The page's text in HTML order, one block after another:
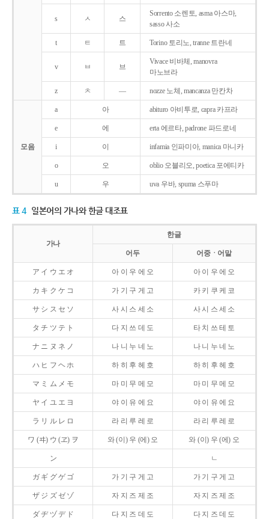
s ㅅ 스
Sorrento 소렌토, asma 아스마,
sasso 사소
t ㅌ 트 Torino 토리노, tranne 트란네
v ㅂ 브
Vivace 비바체, manovra
마노브라
z ㅊ ― nozze 노체, mancanza 만칸차
모음
a 아 abituro 아비투로, capra 카프라
e 에 erta 에르타, padrone 파드로네
i 이 infamia 인파미아, manica 마니카
o 오 oblio 오블리오, poetica 포에티카
u 우 uva 우바, spuma 스푸마
표 4 일본어의 가나와 한글 대조표
가나
한글
어두 어중ㆍ어말
ア イ ウ エ オ 아 이 우 에 오 아 이 우 에 오
カ キ ク ケ コ 가 기 구 게 고 카 키 쿠 케 코
サ シ ス セ ソ 사 시 스 세 소 사 시 스 세 소
タ チ ツ テ ト 다 지 쓰 데 도 타 치 쓰 테 토
ナ ニ ヌ ネ ノ 나 니 누 네 노 나 니 누 네 노
ハ ヒ フ ヘ ホ 하 히 후 헤 호 하 히 후 헤 호
マ ミ ム メ モ 마 미 무 메 모 마 미 무 메 모
ヤ イ ユ エ ヨ 야 이 유 에 요 야 이 유 에 요
ラ リ ル レ ロ 라 리 루 레 로 라 리 루 레 로
ワ (ヰ) ウ (ヱ) ヲ 와 (이) 우 (에) 오 와 (이) 우 (에) 오
ン ㄴ
ガ ギ グ ゲ ゴ 가 기 구 게 고 가 기 구 게 고
ザ ジ ズ ゼ ゾ 자 지 즈 제 조 자 지 즈 제 조
ダ ヂ ヅ デ ド 다 지 즈 데 도 다 지 즈 데 도